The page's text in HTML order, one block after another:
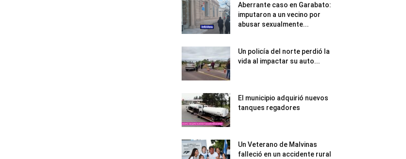
Aberrante caso en Garabato:
imputaron a un vecino por
abusar sexualmente...
Un policía del norte perdió la
vida al impactar su auto...
El municipio adquirió nuevos
tanques regadores
Un Veterano de Malvinas
falleció en un accidente rural